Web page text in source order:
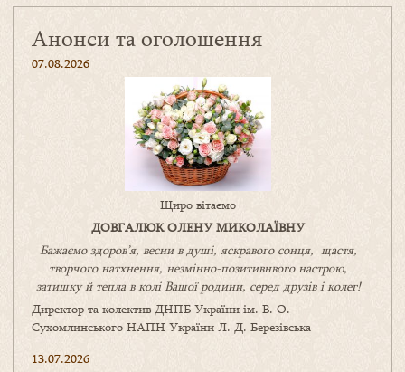
Анонси та оголошення
07.08.2026
Щиро вітаємо
ДОВГАЛЮК ОЛЕНУ МИКОЛАЇВНУ
Бажаємо здоров’я, весни в душі, яскравого сонця, щастя,
творчого натхнення, незмінно-позитивнвого настрою,
затишкуйтепла в коліВашоїродини, серед друзів і колег!
Директор та колектив ДНПБ України ім. В. О.
Сухомлинського НАПН України Л. Д. Березівська
13.07.2026